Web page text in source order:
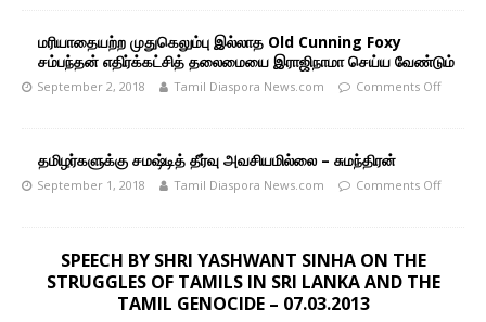
மரியாதையற்ற முதுகெலும்பு இல்லாத Old Cunning Foxy
சம்பந்தன் எதிர்க்கட்சித் தலைமையை இராஜிநாமா செய்ய வேண்டும்
September 2, 2018 Tamil Diaspora News.com Comments Off
தமிழர்களுக்கு சமஷ்டித் தீர்வு அவசியமில்லை – சுமந்திரன்
September 1, 2018 Tamil Diaspora News.com Comments Off
SPEECH BY SHRI YASHWANT SINHA ON THE
STRUGGLES OF TAMILS IN SRI LANKA AND THE
TAMIL GENOCIDE – 07.03.2013